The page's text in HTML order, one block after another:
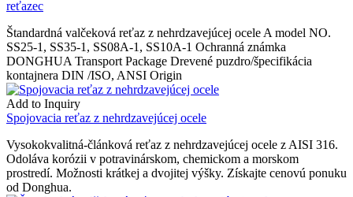
reťazec
Štandardná valčeková reťaz z nehrdzavejúcej ocele A model NO.
SS25-1, SS35-1, SS08A-1, SS10A-1 Ochranná známka
DONGHUA Transport Package Drevené puzdro/špecifikácia
kontajnera DIN /ISO, ANSI Origin
Add to Inquiry
Spojovacia reťaz z nehrdzavejúcej ocele
Vysokokvalitná-článková reťaz z nehrdzavejúcej ocele z AISI 316.
Odoláva korózii v potravinárskom, chemickom a morskom
prostredí. Možnosti krátkej a dvojitej výšky. Získajte cenovú ponuku
od Donghua.